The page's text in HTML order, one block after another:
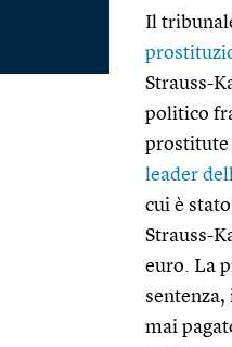
Il
Strauss-
politico
prostitute
leader
cui è
Strauss-
euro. La
sentenza,
mai